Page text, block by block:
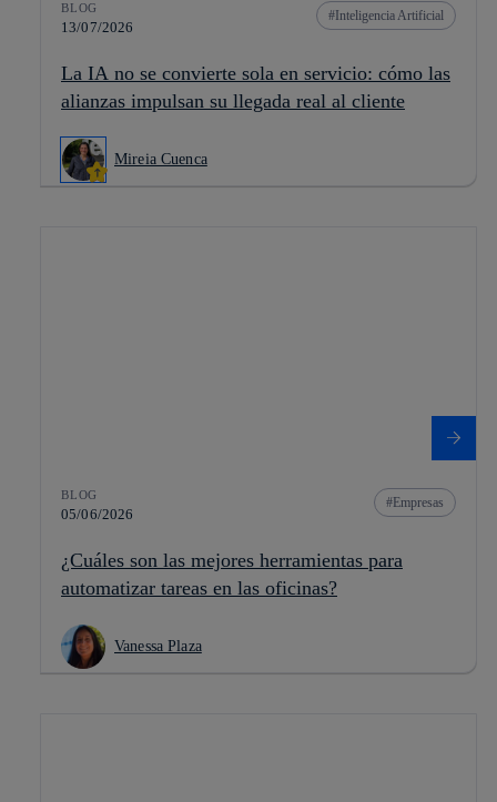
BLOG
13/07/2026
Inteligencia Artificial
La IA no se convierte sola en servicio: cómo las
alianzas impulsan su llegada real al cliente
Mireia Cuenca
BLOG
05/06/2026
Empresas
¿Cuáles son las mejores herramientas para
automatizar tareas en las oficinas?
Vanessa Plaza